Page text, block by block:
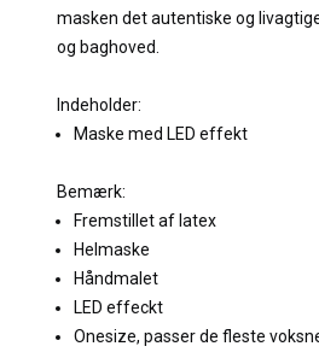
masken det autentiske og
og baghoved.
Indeholder:
Maske med LED effekt
Bemærk:
Fremstillet af latex
Helmaske
Håndmalet
LED effeckt
Onesize, passer de fleste